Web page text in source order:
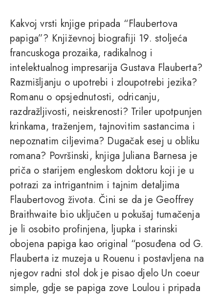
Kakvoj vrsti knjige pripada “Flaubertova
papiga”? Književnoj biografiji 19. stoljeća
francuskoga prozaika, radikalnog i
intelektualnog impresarija Gustava Flauberta?
Razmišljanju o upotrebi i zloupotrebi jezika?
Romanu o opsjednutosti, odricanju,
razdražljivosti, neiskrenosti? Triler upotpunjen
krinkama, traženjem, tajnovitim sastancima i
nepoznatim ciljevima? Dugačak esej u obliku
romana? Površinski, knjiga Juliana Barnesa je
priča o starijem engleskom doktoru koji je u
potrazi za intrigantnim i tajnim detaljima
Flaubertovog života. Čini se da je Geoffrey
Braithwaite bio uključen u pokušaj tumačenja
je li osobito profinjena, ljupka i starinski
obojena papiga kao original “posuđena od G.
Flauberta iz muzeja u Rouenu i postavljena na
njegov radni stol dok je pisao djelo Un coeur
simple, gdje se papiga zove Loulou i pripada